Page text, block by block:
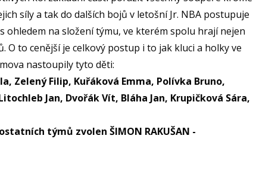
síly a tak do dalších bojů v letošní Jr. NBA postupuje
ohledem na složení týmu, ve kterém spolu hrají nejen
to cenější je celkový postup i to jak kluci a holky ve
nastoupily tyto děti:
Zelený Filip, Kuřáková Emma, Polívka Bruno,
Jan, Dvořák Vít, Bláha Jan, Krupičková Sára,
týmů zvolen ŠIMON RAKUŠAN -